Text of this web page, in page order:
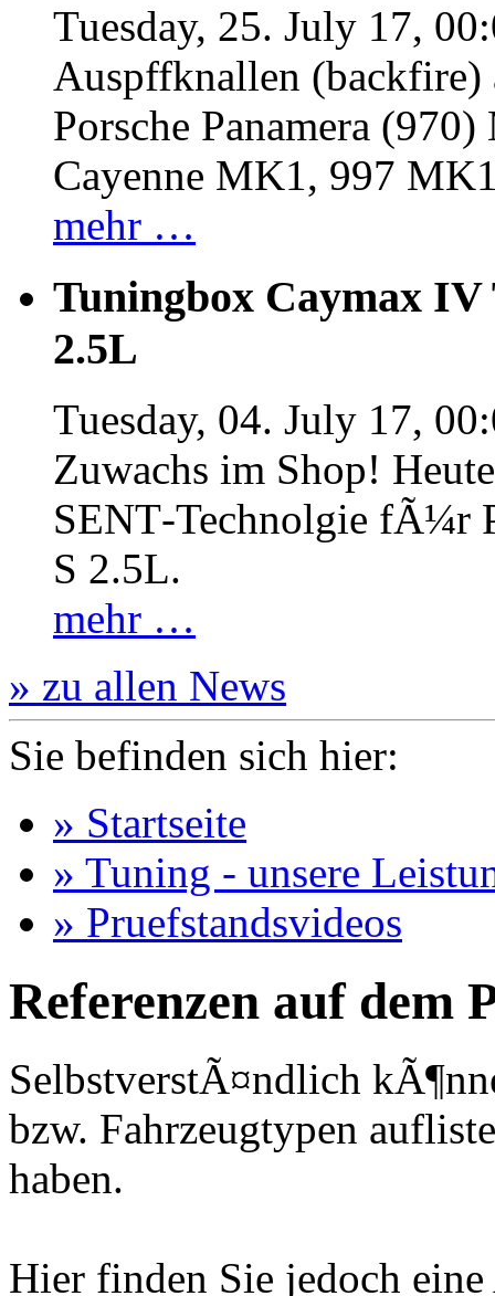
Tuesday, 25. July 17,
Auspffknallen
Porsche Panamera
Cayenne MK1, 997
mehr …
Tuningbox Caymax IV
2.5L
Tuesday, 04. July 17,
Zuwachs im Shop!
SENT‐Technolgie fÃ¼r
S 2.5L.
mehr …
» zu allen News
Sie befinden sich hier:
» Startseite
» Tuning - unsere
» Pruefstandsvideos
Referenzen auf dem
SelbstverstÃ¤ndlich
bzw. Fahrzeugtypen
haben.
Hier finden Sie jedoch